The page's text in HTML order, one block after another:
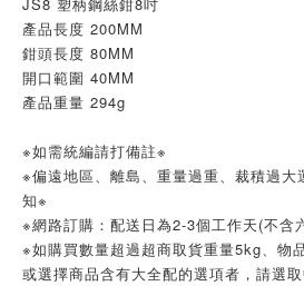
產品長度 200MM
鉗頭長度 80MM
開口範圍 40MM
產品重量 294g
※如需統編請打備註※
※偏遠地區、離島、重量過重、裁積過大
知※
※網路訂購：配送日為2-3個工作天(不含
※如購買數量超過超商取貨重量5kg、物
或選擇商品含有大全配的選項者，請選